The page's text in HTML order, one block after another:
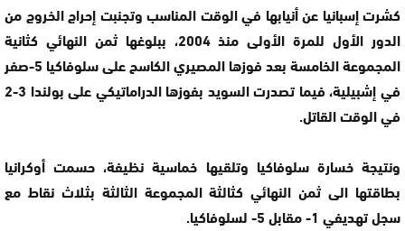
كشرت إسبانيا عن أنيابها في الوقت المناسب وتجنبت إحراج الخروج من
الدور الأول للمرة الأولى منذ 2004، ببلوغها ثمن النهائي كثانية
المجموعة الخامسة بعد فوزها المصيري الكاسح على سلوفاكيا 5-صفر
في إشبيلية، فيما تصدرت السويد بفوزها الدراماتيكي على بولندا 3-2
في الوقت القاتل.
ونتيجة خسارة سلوفاكيا وتلقيها خماسية نظيفة، حسمت أوكرانيا
بطاقتها الى ثمن النهائي كثالثة المجموعة الثالثة بثلاث نقاط مع
سجل تهديفي 1- مقابل 5- لسلوفاكيا.